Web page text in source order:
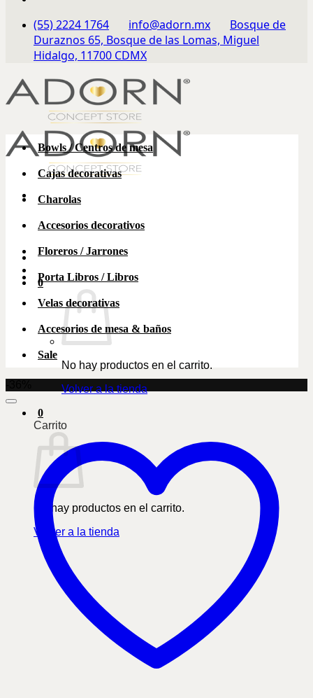
(55) 2224 1764 info@adorn.mx
Bosque de
Duraznos 65, Bosque de las Lomas, Miguel
Hidalgo, 11700 CDMX
0
No hay productos en el carrito.
Volver a la tienda
0
Carrito
No hay productos en el carrito.
Volver a la tienda
Bowls / Centros de mesa
Cajas decorativas
Charolas
Accesorios decorativos
Floreros / Jarrones
Porta Libros / Libros
Velas decorativas
Accesorios de mesa & baños
Sale